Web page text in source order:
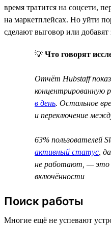
время тратится на соцсети,
на маркетплейсах. Но уйти
сделают выговор или добавят
💡 Что говорят
Отчёт Hubstaff
концентрированную
в день. Остальное
и переключение
63% пользователей
активный статус ,
не работают, — это
включённости
Поиск работы
Многие ещё не успевают